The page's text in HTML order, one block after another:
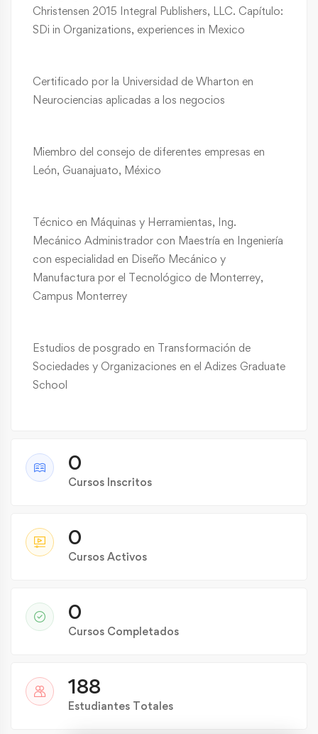
Christensen 2015 Integral Publishers, LLC. Capítulo:
SDi in Organizations, experiences in Mexico
Certificado por la Universidad de Wharton en
Neurociencias aplicadas a los negocios
Miembro del consejo de diferentes empresas en
León, Guanajuato, México
Técnico en Máquinas y Herramientas, Ing.
Mecánico Administrador con Maestría en Ingeniería
con especialidad en Diseño Mecánico y
Manufactura por el Tecnológico de Monterrey,
Campus Monterrey
Estudios de posgrado en Transformación de
Sociedades y Organizaciones en el Adizes Graduate
School
0
Cursos Inscritos
0
Cursos Activos
0
Cursos Completados
188
Estudiantes Totales